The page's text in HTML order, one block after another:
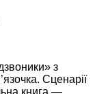
з
Сценарії
книга —